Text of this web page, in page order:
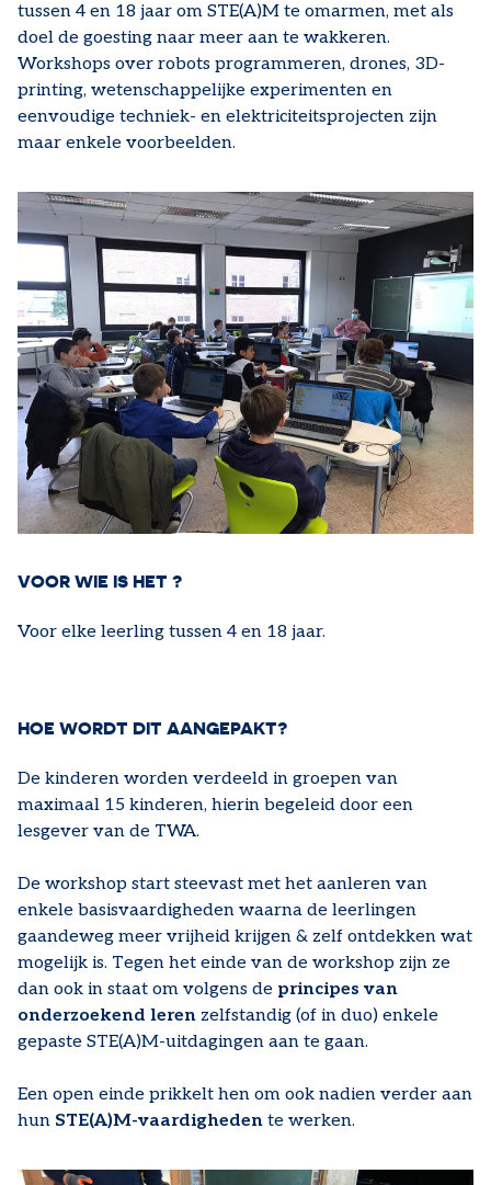
tussen 4 en 18 jaar om STE(A)M te omarmen, met als
doel de goesting naar meer aan te wakkeren.
Workshops over robots programmeren, drones, 3D-
printing, wetenschappelijke experimenten en
eenvoudige techniek- en elektriciteitsprojecten zijn
maar enkele voorbeelden.
VOOR WIE IS HET ?
Voor elke leerling tussen 4 en 18 jaar.
HOE WORDT DIT AANGEPAKT?
De kinderen worden verdeeld in groepen van
maximaal 15 kinderen, hierin begeleid door een
lesgever van de TWA.
De workshop start steevast met het aanleren van
enkele basisvaardigheden waarna de leerlingen
gaandeweg meer vrijheid krijgen & zelf ontdekken wat
mogelijk is. Tegen het einde van de workshop zijn ze
dan ook in staat om volgens de principes van
onderzoekend leren zelfstandig (of in duo) enkele
gepaste STE(A)M-uitdagingen aan te gaan.
Een open einde prikkelt hen om ook nadien verder aan
hun STE(A)M-vaardigheden te werken.